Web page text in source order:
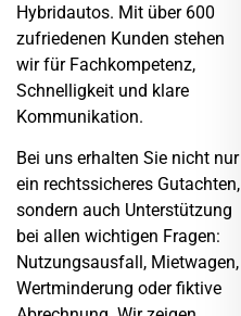
Hybridautos. Mit über 600
zufriedenen Kunden stehen
wir für Fachkompetenz,
Schnelligkeit und klare
Kommunikation.
Bei uns erhalten Sie nicht nur
ein rechtssicheres Gutachten,
sondern auch Unterstützung
bei allen wichtigen Fragen:
Nutzungsausfall, Mietwagen,
Wertminderung oder fiktive